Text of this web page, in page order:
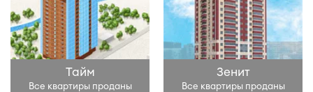
Тайм
Все квартиры проданы
Зенит
Все квартиры проданы